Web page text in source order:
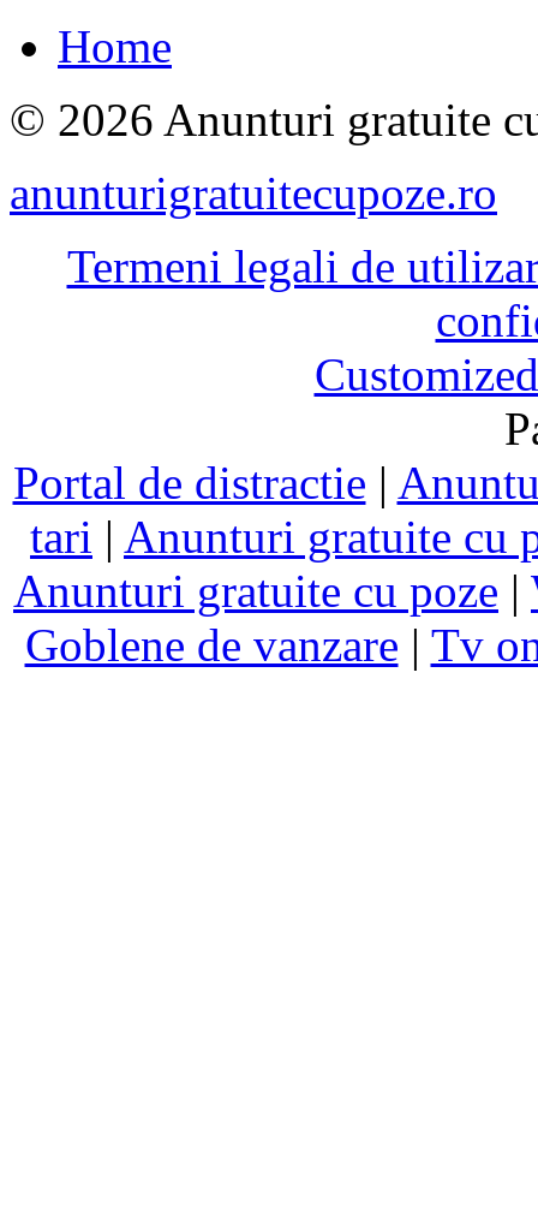
Home
© 2026 Anunturi gratuite
anunturigratuitecupoze.ro
Termeni legali de
Portal de distractie |
tari | Anunturi gratuite cu
Anunturi gratuite cu poze |
Goblene de vanzare | Tv